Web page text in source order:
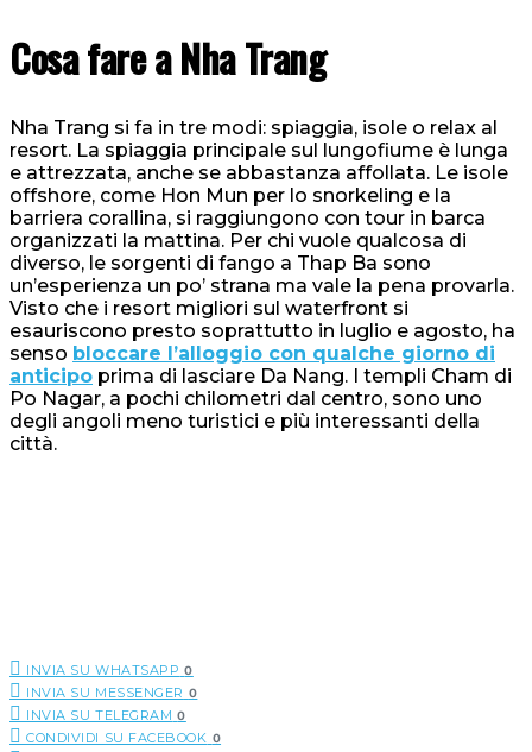
Cosa fare a Nha Trang
Nha Trang si fa in tre modi: spiaggia, isole o relax al
resort. La spiaggia principale sul lungofiume è lunga
e attrezzata, anche se abbastanza affollata. Le isole
offshore, come Hon Mun per lo snorkeling e la
barriera corallina, si raggiungono con tour in barca
organizzati la mattina. Per chi vuole qualcosa di
diverso, le sorgenti di fango a Thap Ba sono
un’esperienza un po’ strana ma vale la pena provarla.
Visto che i resort migliori sul waterfront si
esauriscono presto soprattutto in luglio e agosto, ha
senso bloccare l’alloggio con qualche giorno di
anticipo prima di lasciare Da Nang. I templi Cham di
Po Nagar, a pochi chilometri dal centro, sono uno
degli angoli meno turistici e più interessanti della
città.
INVIA SU WHATSAPP 0
INVIA SU MESSENGER 0
INVIA SU TELEGRAM 0
CONDIVIDI SU FACEBOOK 0